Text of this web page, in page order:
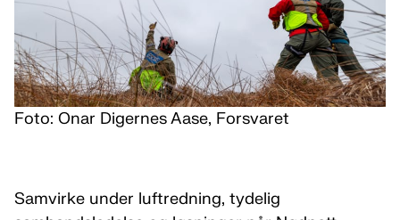
Foto: Onar Digernes Aase, Forsvaret
Samvirke under luftredning, tydelig